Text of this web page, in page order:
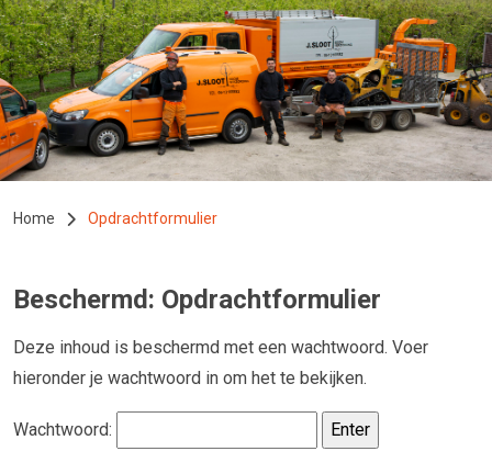
Home Opdrachtformulier
Beschermd: Opdrachtformulier
Deze inhoud is beschermd met een wachtwoord. Voer
hieronder je wachtwoord in om het te bekijken.
Wachtwoord: